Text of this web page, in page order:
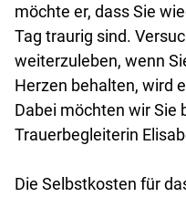
möchte er, dass Sie
Tag traurig sind.
weiterzuleben, wenn
Herzen behalten, wird
Dabei möchten wir Sie
Trauerbegleiterin
Die Selbstkosten für